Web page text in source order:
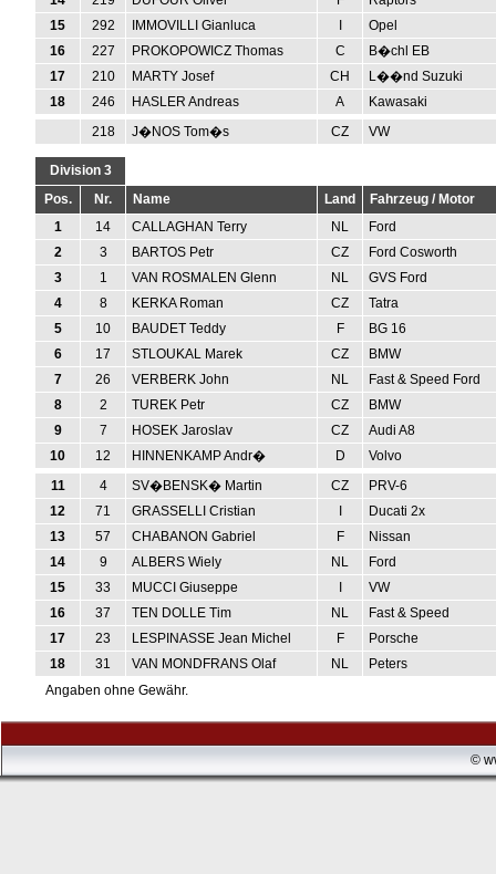
15
292 IMMOVILLI Gianluca
Opel
16
227 PROKOPOWICZ Thomas C
B�chl EB
17
210 MARTY Josef CH
L��nd Suzuki
18
246 HASLER Andreas A
Kawasaki
218
J�NOS Tom�s CZ VW
Division 3
Pos.
Nr. Name Land
Fahrzeug / Motor
1
14 CALLAGHAN Terry NL
Ford
2
3 BARTOS Petr CZ
Ford Cosworth
3
1 VAN ROSMALEN Glenn NL
GVS Ford
4
8 KERKA Roman CZ
Tatra
5
10 BAUDET Teddy F
BG 16
6
17 STLOUKAL Marek CZ
BMW
7
26 VERBERK John NL
Fast & Speed Ford
8
2 TUREK Petr CZ
BMW
9
7 HOSEK Jaroslav CZ
Audi A8
10
12 HINNENKAMP Andr� D
Volvo
11
4 SV�BENSK� Martin CZ
PRV-6
12
71 GRASSELLI Cristian
Ducati 2x
13
57 CHABANON Gabriel F
Nissan
14
9 ALBERS Wiely NL
Ford
15
33 MUCCI Giuseppe
VW
16
37 TEN DOLLE Tim NL
Fast & Speed
17
23 LESPINASSE Jean Michel F
Porsche
18
31 VAN MONDFRANS Olaf NL
Peters
Angaben ohne Gewähr.
©